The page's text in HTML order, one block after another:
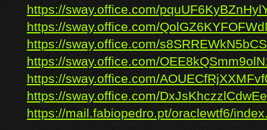
https://sway.office.com/
https://sway.office.com/
https://sway.office.com/
https://sway.office.com/
https://sway.office.com/
https://sway.office.com/
https://mail.fabiopedro.pt/oraclewtf6/